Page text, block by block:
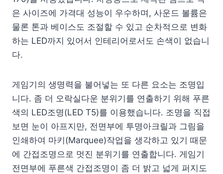
은 사이즈에 가격대 성능이 우수하며, 사운드 볼륨은
물론 톤과 베이스도 조절할 수 있고 순차적으로 변화
하는 LED까지 있어서 인테리어로서도 손색이 없습니
다.
게임기의 생명력을 불어넣는 또 다른 요소는 조명입
니다. 좀 더 오락실다운 분위기를 연출하기 위해 푸른
색의 LED조명(LED T5)를 이용했습니다. 조명을 직접
보면 눈이 아프지만, 전면부에 투명아크릴과 그림을
인쇄하여 마키(Marquee)작업을 생각하고 있기 때문
에 간접조명으로 멋진 분위기를 연출합니다. 게임기
전면부에 푸른색 간접조명이 좀 더 밝고 넓게 퍼지도